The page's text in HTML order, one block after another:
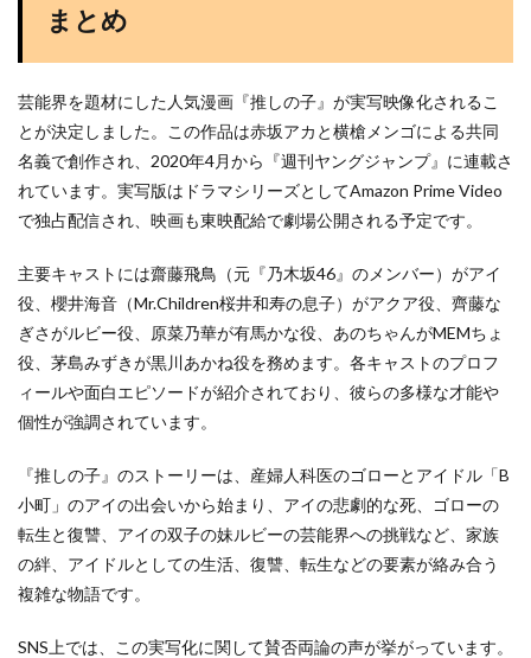
まとめ
芸能界を題材にした人気漫画『推しの子』が実写映像化されるこ
とが決定しました。この作品は赤坂アカと横槍メンゴによる共同
名義で創作され、2020年4月から『週刊ヤングジャンプ』に連載さ
れています。実写版はドラマシリーズとしてAmazon Prime Video
で独占配信され、映画も東映配給で劇場公開される予定です。
主要キャストには齋藤飛鳥（元『乃木坂46』のメンバー）がアイ
役、櫻井海音（Mr.Children桜井和寿の息子）がアクア役、齊藤な
ぎさがルビー役、原菜乃華が有馬かな役、あのちゃんがMEMちょ
役、茅島みずきが黒川あかね役を務めます。各キャストのプロフ
ィールや面白エピソードが紹介されており、彼らの多様な才能や
個性が強調されています。
『推しの子』のストーリーは、産婦人科医のゴローとアイドル「B
小町」のアイの出会いから始まり、アイの悲劇的な死、ゴローの
転生と復讐、アイの双子の妹ルビーの芸能界への挑戦など、家族
の絆、アイドルとしての生活、復讐、転生などの要素が絡み合う
複雑な物語です。
SNS上では、この実写化に関して賛否両論の声が挙がっています。